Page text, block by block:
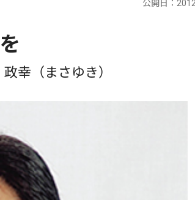
公開日：
幸（まさゆき）